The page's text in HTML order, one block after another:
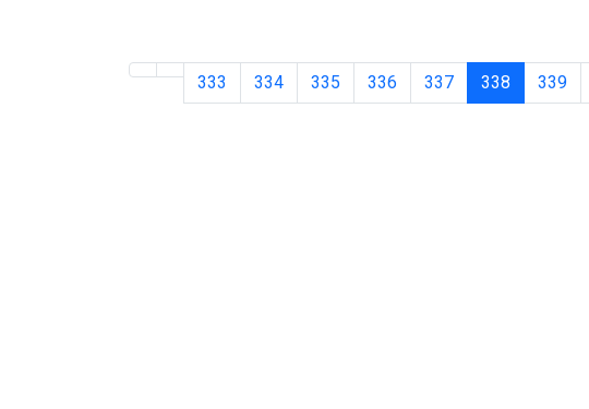
333 334 335 336 337 338 339